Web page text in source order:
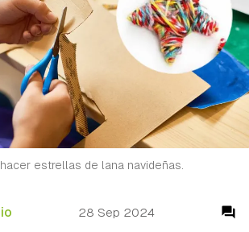
28 Sep 2024
estrellas de lana navideñas.